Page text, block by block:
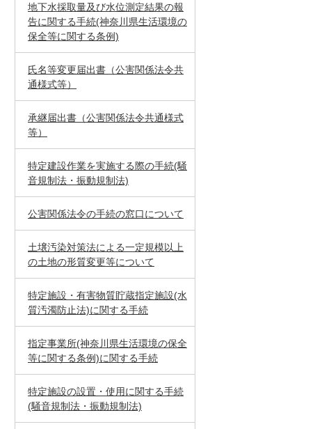
地下水採取量及び水位測定結果の報
告に関する手続(神奈川県生活環境の
保全等に関する条例)
氏名等変更届出書（公害関係法令共
通様式等）
承継届出書（公害関係法令共通様式
等）
特定建設作業を実施する際の手続(騒
音規制法・振動規制法)
公害関係法令の手続の窓口について
土壌汚染対策法による一定規模以上
の土地の形質変更等について
特定施設・有害物質貯蔵指定施設(水
質汚濁防止法)に関する手続
指定事業所(神奈川県生活環境の保全
等に関する条例)に関する手続
特定施設の設置・使用に関する手続
(騒音規制法・振動規制法)